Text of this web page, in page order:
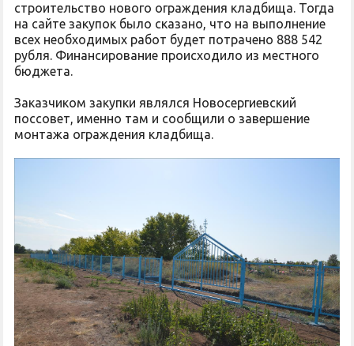
строительство нового ограждения кладбища. Тогда
на сайте закупок было сказано, что на выполнение
всех необходимых работ будет потрачено 888 542
рубля. Финансирование происходило из местного
бюджета.
Заказчиком закупки являлся Новосергиевский
поссовет, именно там и сообщили о завершение
монтажа ограждения кладбища.